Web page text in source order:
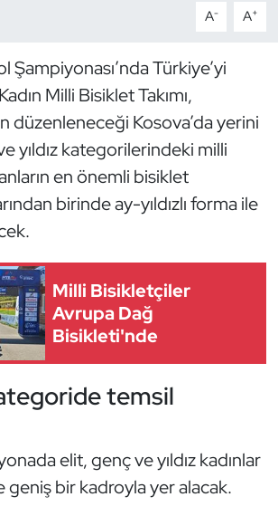
A- A+
Şampiyonası’nda Türkiye’yi
Milli Bisiklet Takımı,
düzenleneceği Kosova’da yerini
yıldız kategorilerindeki milli
en önemli bisiklet
birinde ay-yıldızlı forma ile
Milli Bisikletçiler
Avrupa Dağ
Bisikleti'nde
temsil
elit, genç ve yıldız kadınlar
bir kadroyla yer alacak.